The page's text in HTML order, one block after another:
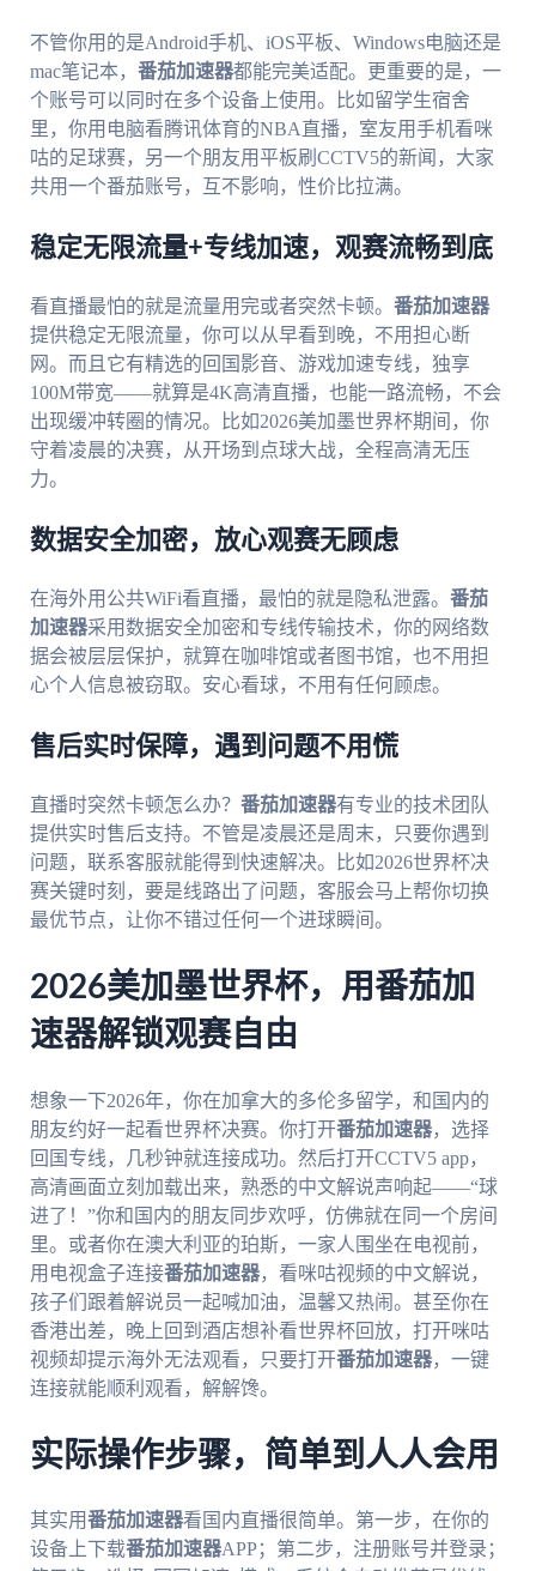
不管你用的是Android手机、iOS平板、Windows电脑还是
mac笔记本， 番茄加速器都能完美适配。更重要的是，一
个账号可以同时在多个设备上使用。比如留学生宿舍
里，你用电脑看腾讯体育的NBA直播，室友用手机看咪
咕的足球赛，另一个朋友用平板刷CCTV5的新闻，大家
共用一个番茄账号，互不影响，性价比拉满。
稳定无限流量+专线加速，观赛流畅到底
看直播最怕的就是流量用完或者突然卡顿。 番茄加速器
提供稳定无限流量，你可以从早看到晚，不用担心断
网。而且它有精选的回国影音、游戏加速专线，独享
100M带宽——就算是4K高清直播，也能一路流畅，不会
出现缓冲转圈的情况。比如2026美加墨世界杯期间，你
守着凌晨的决赛，从开场到点球大战，全程高清无压
力。
数据安全加密，放心观赛无顾虑
在海外用公共WiFi看直播，最怕的就是隐私泄露。 番茄
加速器采用数据安全加密和专线传输技术，你的网络数
据会被层层保护，就算在咖啡馆或者图书馆，也不用担
心个人信息被窃取。安心看球，不用有任何顾虑。
售后实时保障，遇到问题不用慌
直播时突然卡顿怎么办？ 番茄加速器有专业的技术团队
提供实时售后支持。不管是凌晨还是周末，只要你遇到
问题，联系客服就能得到快速解决。比如2026世界杯决
赛关键时刻，要是线路出了问题，客服会马上帮你切换
最优节点，让你不错过任何一个进球瞬间。
2026美加墨世界杯，用番茄加
速器解锁观赛自由
想象一下2026年，你在加拿大的多伦多留学，和国内的
朋友约好一起看世界杯决赛。你打开番茄加速器，选择
回国专线，几秒钟就连接成功。然后打开CCTV5 app，
高清画面立刻加载出来，熟悉的中文解说声响起——“球
进了！”你和国内的朋友同步欢呼，仿佛就在同一个房间
里。或者你在澳大利亚的珀斯，一家人围坐在电视前，
用电视盒子连接番茄加速器，看咪咕视频的中文解说，
孩子们跟着解说员一起喊加油，温馨又热闹。甚至你在
香港出差，晚上回到酒店想补看世界杯回放，打开咪咕
视频却提示海外无法观看，只要打开番茄加速器，一键
连接就能顺利观看，解解馋。
实际操作步骤，简单到人人会用
其实用番茄加速器看国内直播很简单。第一步，在你的
设备上下载番茄加速器APP；第二步，注册账号并登录；